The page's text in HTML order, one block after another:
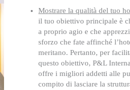
Mostrare la qualità del tuo
il tuo obiettivo principale è
a proprio agio e che
sforzo che fate affinché
meritano. Pertanto, per
questo obiettivo, P&L
offre i migliori addetti alle
compito di lasciare la